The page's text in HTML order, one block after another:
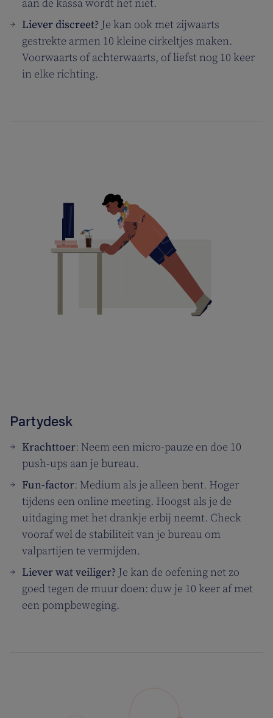
aan de kassa wordt het niet.
Liever discreet? Je kan ook met zijwaarts
gestrekte armen 10 kleine cirkeltjes maken.
Voorwaarts of achterwaarts, of liefst nog 10 keer
in elke richting.
Partydesk
Krachttoer: Neem een micro-pauze en doe 10
push-ups aan je bureau.
Fun-factor: Medium als je alleen bent. Hoger
tijdens een online meeting. Hoogst als je de
uitdaging met het drankje erbij neemt. Check
vooraf wel de stabiliteit van je bureau om
valpartijen te vermijden.
Liever wat veiliger? Je kan de oefening net zo
goed tegen de muur doen: duw je 10 keer af met
een pompbeweging.